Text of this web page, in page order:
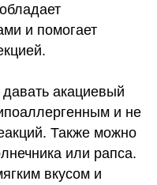
и помогает
акациевый
и не
Также можно
или рапса.
вкусом и